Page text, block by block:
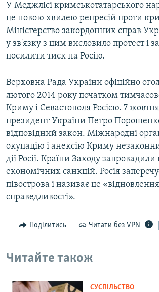
У Меджлісі кримськотатарського
це новою хвилею репресій проти
Міністерство закордонних справ
у зв'язку з цим висловило протест і
посилити тиск на Росію.
Верховна Рада України офіційно
лютого 2014 року початком
Криму і Севастополя Росією. 7
президент України Петро
відповідний закон. Міжнародні
окупацію і анексію Криму
дії Росії. Країни Заходу
економічних санкцій. Росія
півострова і називає це
справедливості».
Поділитись Читати без VPN
Читайте також
СУСПІЛЬСТВО